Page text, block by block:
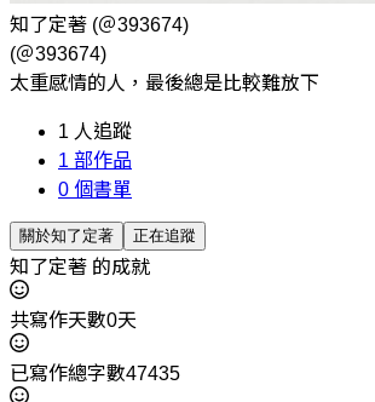
知了定著 (＠393674)
(＠393674)
太重感情的人，最後總是比較難放下
1 人追蹤
1 部作品
0 個書單
關於知了定著 正在追蹤
知了定著 的成就
共寫作天數0天
已寫作總字數47435